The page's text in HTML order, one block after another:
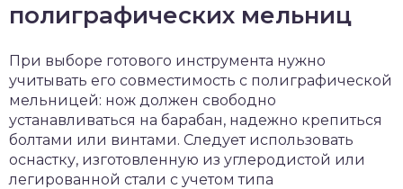
полиграфических мельниц
При выборе готового инструмента нужно
учитывать его совместимость с полиграфической
мельницей: нож должен свободно
устанавливаться на барабан, надежно крепиться
болтами или винтами. Следует использовать
оснастку, изготовленную из углеродистой или
легированной стали с учетом типа